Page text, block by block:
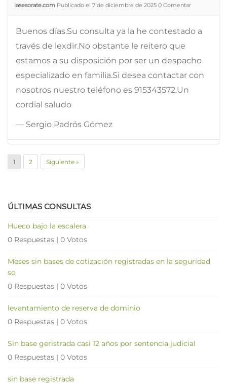
iasesorate.com Publicado el 7 de diciembre de 2025 0 Comentar
Buenos días.Su consulta ya la he contestado a
través de lexdir.No obstante le reitero que
estamos a su disposición por ser un despacho
especializado en familia.Si desea contactar con
nosotros nuestro teléfono es 915343572.Un
cordial saludo
— Sergio Padrós Gómez
1 2 Siguiente »
ÚLTIMAS CONSULTAS
Hueco bajo la escalera
0 Respuestas | 0 Votos
Meses sin bases de cotización registradas en la seguridad
so
0 Respuestas | 0 Votos
levantamiento de reserva de dominio
0 Respuestas | 0 Votos
Sin base geristrada casi 12 años por sentencia judicial
0 Respuestas | 0 Votos
sin base registrada